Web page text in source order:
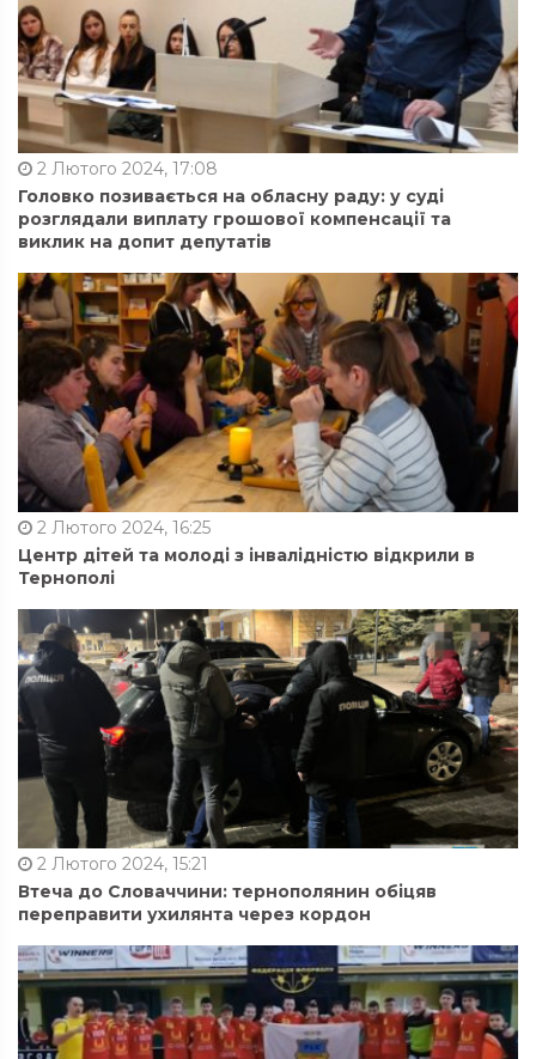
2 Лютого 2024, 17:08
Головко позивається на обласну раду: у суді
розглядали виплату грошової компенсації та
виклик на допит депутатів
2 Лютого 2024, 16:25
Центр дітей та молоді з інвалідністю відкрили в
Тернополі
2 Лютого 2024, 15:21
Втеча до Словаччини: тернополянин обіцяв
переправити ухилянта через кордон